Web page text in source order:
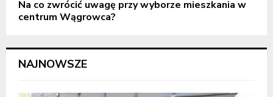
Na co zwrócić uwagę przy wyborze mieszkania w
centrum Wągrowca?
NAJNOWSZE